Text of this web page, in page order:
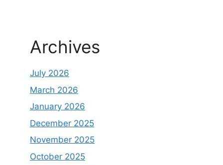
Archives
July 2026
March 2026
January 2026
December 2025
November 2025
October 2025